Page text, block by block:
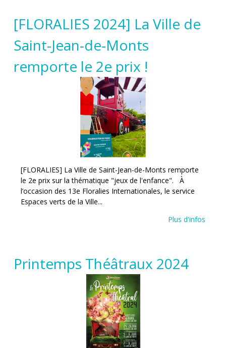
[FLORALIES 2024] La Ville de
Saint-Jean-de-Monts
remporte le 2e prix !
[FLORALIES] La Ville de Saint-Jean-de-Monts remporte
le 2e prix sur la thématique "jeux de l'enfance". À
l’occasion des 13e Floralies Internationales, le service
Espaces verts de la Ville...
Plus d'infos
Printemps Théâtraux 2024